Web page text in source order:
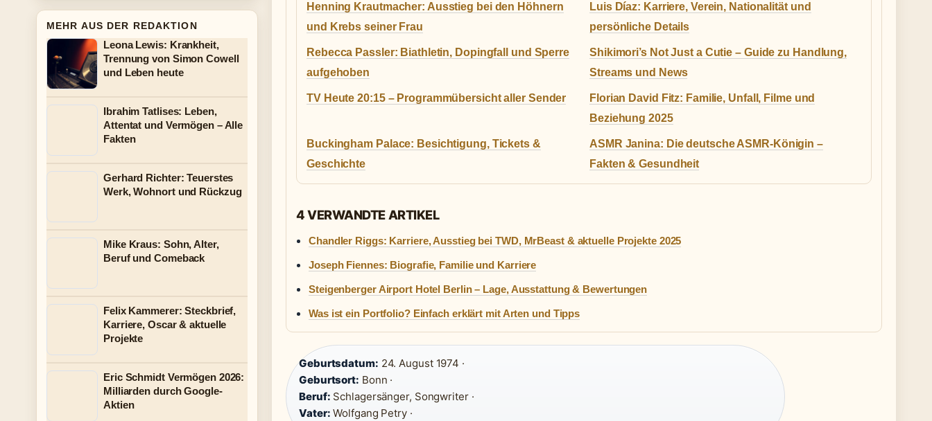
Henning Krautmacher: Ausstieg bei den Höhnern
und Krebs seiner Frau
Luis Díaz: Karriere, Verein, Nationalität und
persönliche Details
Rebecca Passler: Biathletin, Dopingfall und Sperre
aufgehoben
Shikimori’s Not Just a Cutie – Guide zu Handlung,
Streams und News
TV Heute 20:15 – Programmübersicht aller Sender
Florian David Fitz: Familie, Unfall, Filme und
Beziehung 2025
Buckingham Palace: Besichtigung, Tickets &
Geschichte
ASMR Janina: Die deutsche ASMR-Königin –
Fakten & Gesundheit
4 VERWANDTE ARTIKEL
Chandler Riggs: Karriere, Ausstieg bei TWD, MrBeast & aktuelle Projekte 2025
Joseph Fiennes: Biografie, Familie und Karriere
Steigenberger Airport Hotel Berlin – Lage, Ausstattung & Bewertungen
Was ist ein Portfolio? Einfach erklärt mit Arten und Tipps
Geburtsdatum: 24. August 1974 ·
Geburtsort: Bonn ·
Beruf: Schlagersänger, Songwriter ·
Vater: Wolfgang Petry ·
MEHR AUS DER REDAKTION
Leona Lewis: Krankheit,
Trennung von Simon Cowell
und Leben heute
Ibrahim Tatlises: Leben,
Attentat und Vermögen – Alle
Fakten
Gerhard Richter: Teuerstes
Werk, Wohnort und Rückzug
Mike Kraus: Sohn, Alter,
Beruf und Comeback
Felix Kammerer: Steckbrief,
Karriere, Oscar & aktuelle
Projekte
Eric Schmidt Vermögen 2026:
Milliarden durch Google-
Aktien